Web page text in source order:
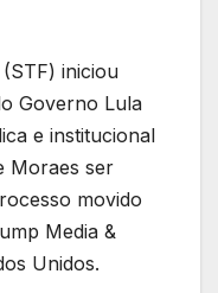
iniciou
Governo Lula
e institucional
Moraes ser
movido
Media &
Unidos.